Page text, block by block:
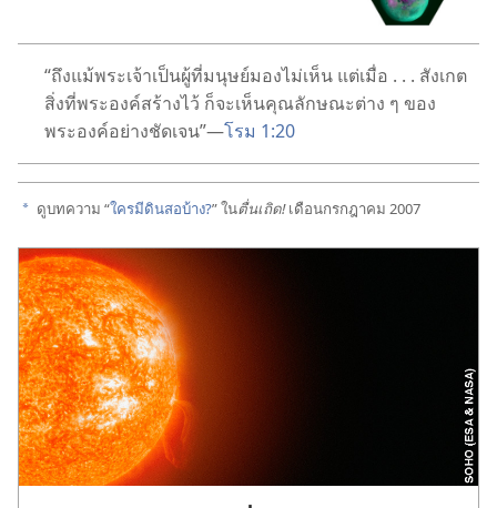
“ถึง​แม้​พระเจ้า​เป็น​ผู้​ที่​มนุษย์​มอง​ไม่​เห็น แต่​เมื่อ . . . สังเกต​
สิ่ง​ที่​พระองค์​สร้าง​ไว้ ก็​จะ​เห็น​คุณลักษณะ​ต่าง ๆ ของ​
พระองค์​อย่าง​ชัดเจน”—โรม 1:20
a ดู​บทความ “ใคร​มี​ดินสอ​บ้าง?” ใน​ตื่นเถิด!เดือน​กรกฎาคม 2007